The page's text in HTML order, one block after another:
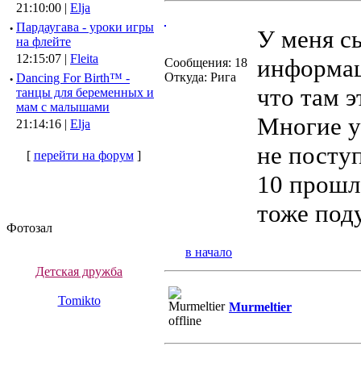
21:10:00 | Elja
· Пардаугава - уроки игры
на флейте
12:15:07 | Fleita
· Dancing For Birth™ -
танцы для беременных и
мам с малышами
21:14:16 | Elja
[ перейти на форум]
Фотозал
Детская дружба
Tomikto
Сообщения: 18
Откуда: Рига
У меня
что там
Многие
не
10
тоже
в начало
Murmeltier